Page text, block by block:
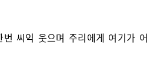
씨익 웃으며 주리에게 여기가 어